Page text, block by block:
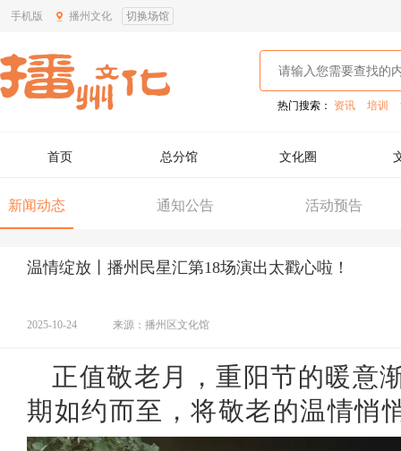
手机版 播州文化 切换场馆
热门搜索： 资讯 培训
首页 总分馆 文化圈
新闻动态 通知公告 活动预告
温情绽放丨播州民星汇第18场演出太戳心啦！
2025-10-24 来源：播州区文化馆
正值敬老月，重阳节的暖意
期如约而至，将敬老的温情